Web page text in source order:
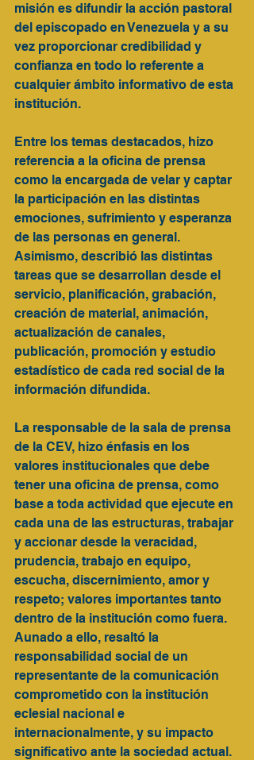
misión es difundir la acción pastoral
del episcopado en Venezuela y a su
vez proporcionar credibilidad y
confianza en todo lo referente a
cualquier ámbito informativo de esta
institución.
Entre los temas destacados, hizo
referencia a la oficina de prensa
como la encargada de velar y captar
la participación en las distintas
emociones, sufrimiento y esperanza
de las personas en general.
Asimismo, describió las distintas
tareas que se desarrollan desde el
servicio, planificación, grabación,
creación de material, animación,
actualización de canales,
publicación, promoción y estudio
estadístico de cada red social de la
información difundida.
La responsable de la sala de prensa
de la CEV, hizo énfasis en los
valores institucionales que debe
tener una oficina de prensa, como
base a toda actividad que ejecute en
cada una de las estructuras, trabajar
y accionar desde la veracidad,
prudencia, trabajo en equipo,
escucha, discernimiento, amor y
respeto; valores importantes tanto
dentro de la institución como fuera.
Aunado a ello, resaltó la
responsabilidad social de un
representante de la comunicación
comprometido con la institución
eclesial nacional e
internacionalmente, y su impacto
significativo ante la sociedad actual.